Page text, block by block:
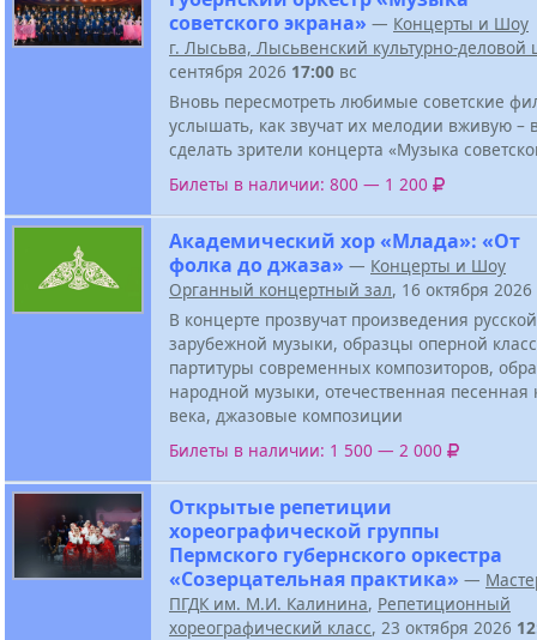
советского экрана» — Концерты и Шоу
г. Лысьва, Лысьвенский культурно-деловой
сентября 2026 17:00 вс
Вновь пересмотреть любимые советские
услышать, как звучат их мелодии вживую –
сделать зрители концерта «Музыка
Билеты в наличии: 800 — 1 200
Академический хор «Млада»: «От
фолка до джаза» — Концерты и Шоу
Органный концертный зал, 16 октября 2026
В концерте прозвучат произведения
зарубежной музыки, образцы оперной
партитуры современных композиторов,
народной музыки, отечественная песенная
века, джазовые композиции
Билеты в наличии: 1 500 — 2 000
Открытые репетиции
хореографической группы
Пермского губернского оркестра
«Созерцательная практика» —
ПГДК им. М.И. Калинина, Репетиционный
хореографический класс, 23 октября 2026